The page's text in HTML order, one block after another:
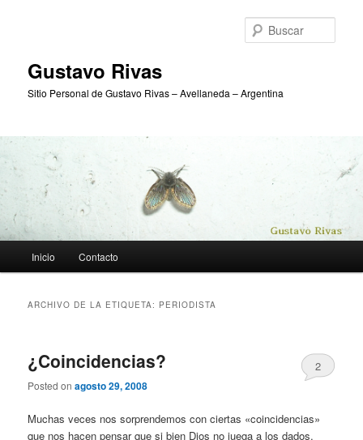
Gustavo Rivas
Sitio Personal de Gustavo Rivas – Avellaneda – Argentina
principal
Inicio Contacto
ARCHIVO DE LA ETIQUETA: PERIODISTA
¿Coincidencias?
Posted onagosto 29, 2008
2
Muchas veces nos sorprendemos con ciertas «coincidencias»
que nos hacen pensar que si bien Dios no juega a los dados,